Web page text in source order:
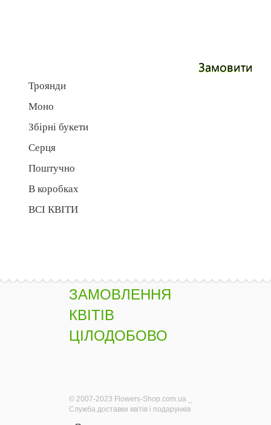
Замовити
Троянди
Моно
Збірні букети
Серця
Поштучно
В коробках
ВСІ КВІТИ
ЗАМОВЛЕННЯ
КВІТІВ
ЦІЛОДОБОВО
© 2007-2023 Flowers-Shop.com.ua _
Служба доставки квітів і подарунків